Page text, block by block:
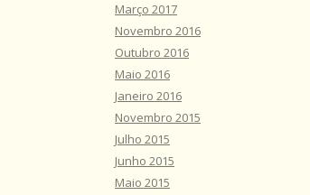
Março 2017
Novembro 2016
Outubro 2016
Maio 2016
Janeiro 2016
Novembro 2015
Julho 2015
Junho 2015
Maio 2015